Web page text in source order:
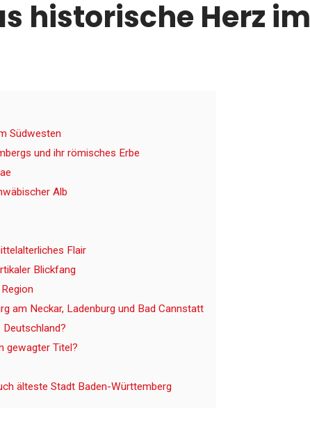
historische Herz im
Südwesten
und ihr römisches Erbe
Alb
Flair
Blickfang
am Neckar, Ladenburg und Bad Cannstatt
gewagter Titel?
älteste Stadt Baden-Württemberg